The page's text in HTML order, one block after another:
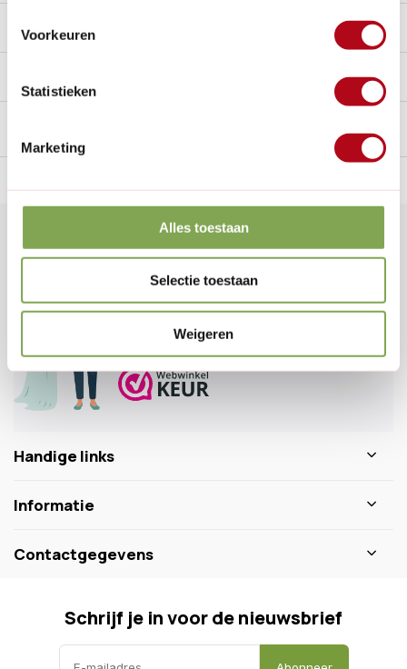
Voorkeuren
Statistieken
Marketing
Alles toestaan
Selectie toestaan
Weigeren
Reviews
Veelgestelde vragen
info@dewiltfang.nl
+31 640511932
Handige links
Informatie
Contactgegevens
Schrijf je in voor de nieuwsbrief